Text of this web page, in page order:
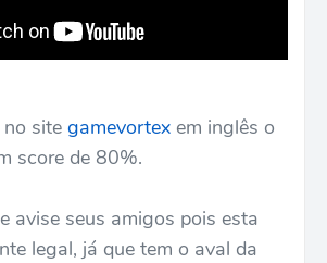
site gamevortex em inglês o
score de 80%.
avise seus amigos pois esta
legal, já que tem o aval da